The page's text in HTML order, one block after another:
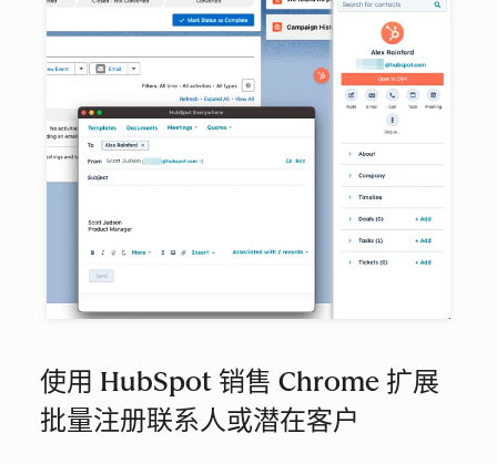
使用 HubSpot 销售 Chrome 扩展
批量注册联系人或潜在客户